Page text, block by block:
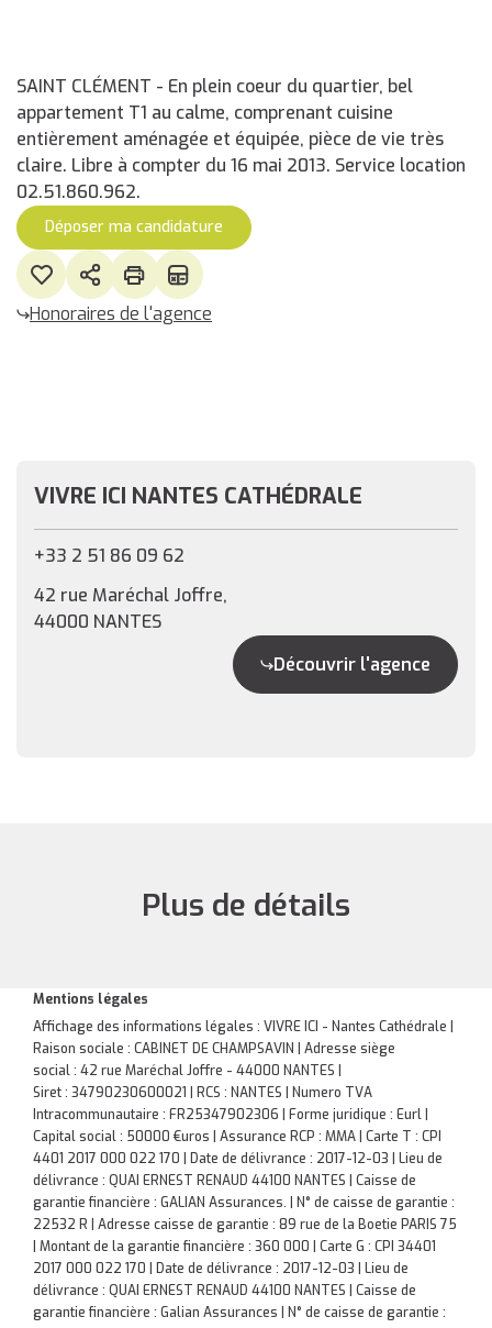
SAINT CLÉMENT - En plein coeur du quartier, bel
appartement T1 au calme, comprenant cuisine
entièrement aménagée et équipée, pièce de vie très
claire. Libre à compter du 16 mai 2013. Service location
02.51.860.962.
Déposer ma candidature
Honoraires de l'agence
VIVRE ICI NANTES CATHÉDRALE
+33 2 51 86 09 62
42 rue Maréchal Joffre,
44000 NANTES
Découvrir l'agence
Plus de détails
Mentions légales
Affichage des informations légales : VIVRE ICI - Nantes Cathédrale |
Raison sociale : CABINET DE CHAMPSAVIN | Adresse siège
social : 42 rue Maréchal Joffre - 44000 NANTES |
Siret : 34790230600021 | RCS : NANTES | Numero TVA
Intracommunautaire : FR25347902306 | Forme juridique : Eurl |
Capital social : 50000 €uros | Assurance RCP : MMA | Carte T : CPI
4401 2017 000 022 170 | Date de délivrance : 2017-12-03 | Lieu de
délivrance : QUAI ERNEST RENAUD 44100 NANTES | Caisse de
garantie financière : GALIAN Assurances. | N° de caisse de garantie :
22532 R | Adresse caisse de garantie : 89 rue de la Boetie PARIS 75
| Montant de la garantie financière : 360 000 | Carte G : CPI 34401
2017 000 022 170 | Date de délivrance : 2017-12-03 | Lieu de
délivrance : QUAI ERNEST RENAUD 44100 NANTES | Caisse de
garantie financière : Galian Assurances | N° de caisse de garantie :